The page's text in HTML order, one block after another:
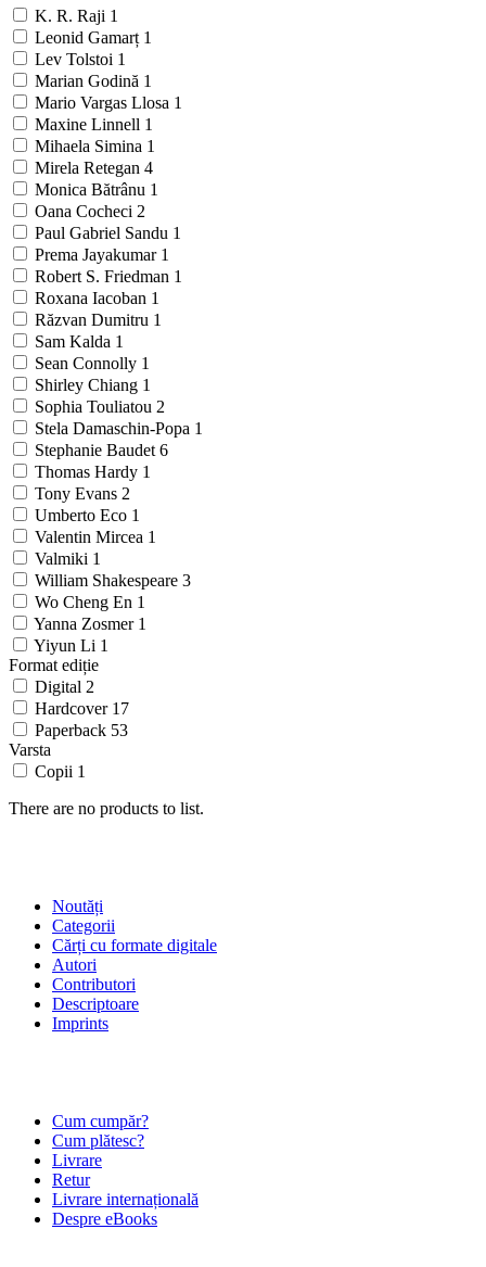
K. R. Raji 1
Leonid Gamarț 1
Lev Tolstoi 1
Marian Godină 1
Mario Vargas Llosa 1
Maxine Linnell 1
Mihaela Simina 1
Mirela Retegan 4
Monica Bătrânu 1
Oana Cocheci 2
Paul Gabriel Sandu 1
Prema Jayakumar 1
Robert S. Friedman 1
Roxana Iacoban 1
Răzvan Dumitru 1
Sam Kalda 1
Sean Connolly 1
Shirley Chiang 1
Sophia Touliatou 2
Stela Damaschin-Popa 1
Stephanie Baudet 6
Thomas Hardy 1
Tony Evans 2
Umberto Eco 1
Valentin Mircea 1
Valmiki 1
William Shakespeare 3
Wo Cheng En 1
Yanna Zosmer 1
Yiyun Li 1
Format ediție
Digital 2
Hardcover 17
Paperback 53
Varsta
Copii 1
There are no products to list.
Noutăți
Categorii
Cărți cu formate digitale
Autori
Contributori
Descriptoare
Imprints
Cum cumpăr?
Cum plătesc?
Livrare
Retur
Livrare internațională
Despre eBooks